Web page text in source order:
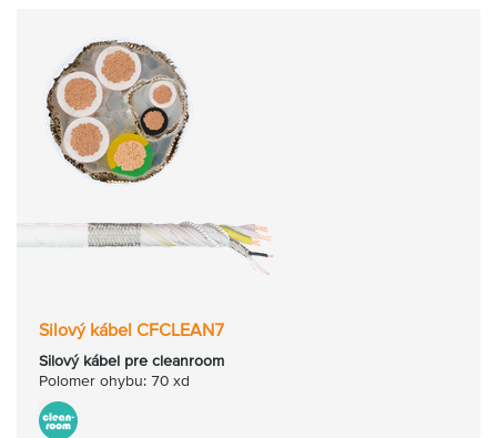
Silový kábel CFCLEAN7
Silový kábel pre cleanroom
Polomer ohybu: 70 xd